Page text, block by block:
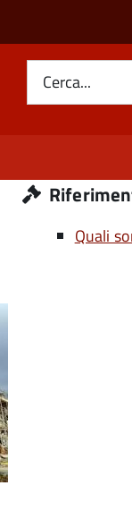
Cerca...
Quali